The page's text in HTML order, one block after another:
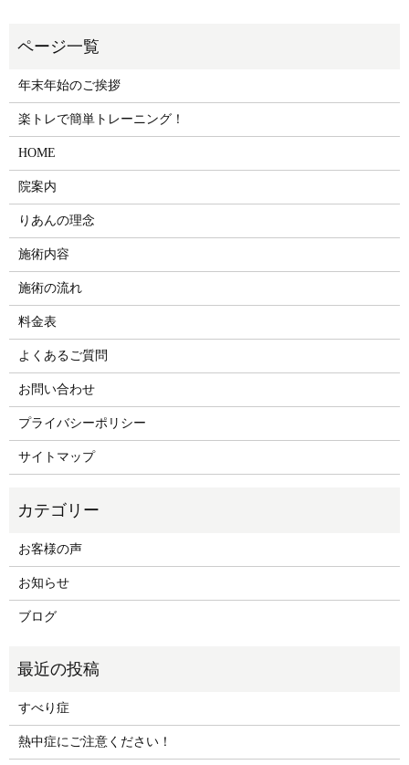
年末年始のご挨拶
楽トレで簡単トレーニング！
HOME
院案内
りあんの理念
施術内容
施術の流れ
料金表
よくあるご質問
お問い合わせ
プライバシーポリシー
サイトマップ
お客様の声
お知らせ
ブログ
すべり症
熱中症にご注意ください！